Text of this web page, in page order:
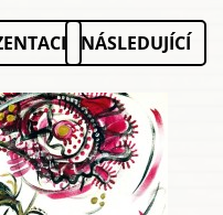
NÁSLEDUJÍCÍ